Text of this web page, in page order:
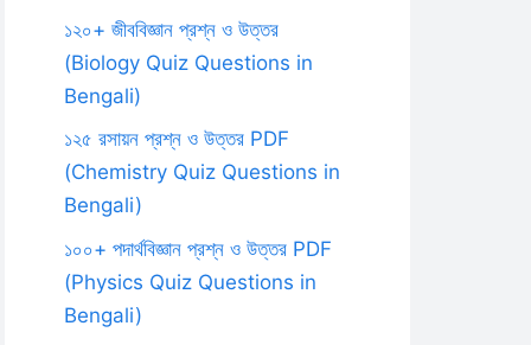
১২০+ জীববিজ্ঞান প্রশ্ন ও উত্তর
(Biology Quiz Questions in
Bengali)
১২৫ রসায়ন প্রশ্ন ও উত্তর PDF
(Chemistry Quiz Questions in
Bengali)
১০০+ পদার্থবিজ্ঞান প্রশ্ন ও উত্তর PDF
(Physics Quiz Questions in
Bengali)